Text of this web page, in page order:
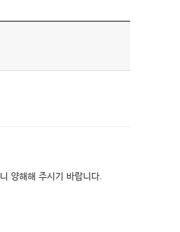
양해해 주시기 바랍니다.